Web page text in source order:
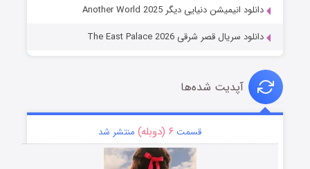
دانلود انیمیشن دنیایی دیگر Another World 2025
دانلود سریال قصر شرقی The East Palace 2026
آپدیت شده‌ها
قسمت ۶ (دوبله) منتشر شد